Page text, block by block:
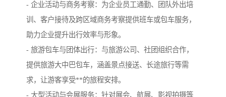
- 企业活动与商务考察：为企业员工通勤、团队外出培
训、客户接待及跨区域商务考察提供班车或包车服务，
助力企业提升出行效率与形象。
- 旅游包车与团体出行：与旅游公司、社团组织合作，
提供旅游大中巴包车，涵盖景点接送、长途旅行等需
求，让游客享受**的旅程安排。
- 大型活动与会展服务：针对展会、航展、影视拍摄等